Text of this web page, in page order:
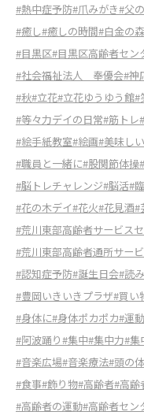
#熱中症予防#爪みがき#父
#癒し#癒しの時間#白金の
#目黒区#目黒区高齢者セン
#社会福祉法人 奉優会#神
#秋#立花#立花ゆうゆう館#
#等々力デイの日常#筋トレ
#絵手紙教室#絵画#美味しい
#職員と一緒に#股関節体操
#脳トレチャレンジ#脳活#
#花の木デイ#花火#花見酒#
#荒川東部高齢者サービス
#荒川東部高齢者通所サー
#認知症予防#誕生日会#読
#豊岡いきいきプラザ#買い
#身体に#身体ポカポカ#運動
#阿波踊り#集中#集中力#集
#音楽広場#音楽療法#頭の
#食事#飾り物#高齢者#高齢
#高齢者の運動#高齢者セン